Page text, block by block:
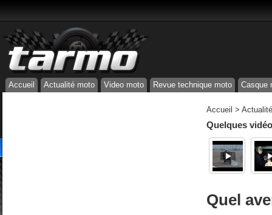
Accueil Actualité moto Video moto Revue technique moto Casque
Accueil >
Quelques
Quel